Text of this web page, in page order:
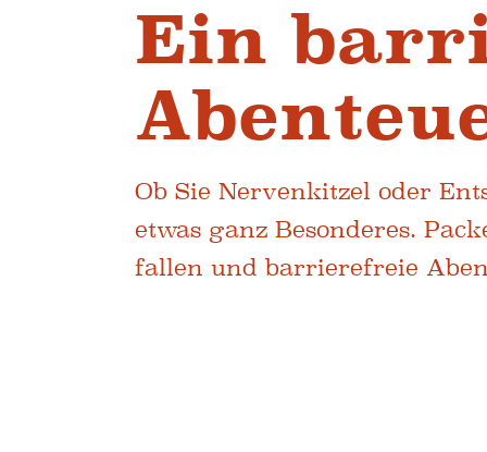
Ein
Ob Sie Nervenkitzel oder
etwas ganz Besonderes.
fallen und barrierefreie